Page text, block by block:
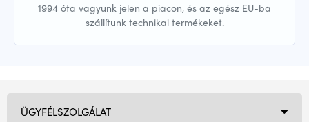
1994 óta vagyunk jelen a piacon, és az egész EU-ba
szállítunk technikai termékeket.
ÜGYFÉLSZOLGÁLAT